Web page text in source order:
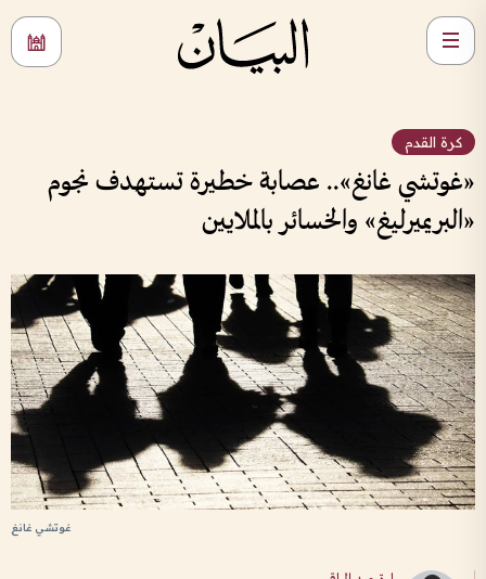
كرة القدم
«غوتشي غانغ».. عصابة خطيرة تستهدف نجوم
«البريميرليغ» والخسائر بالملايين
غوتشي غانغ